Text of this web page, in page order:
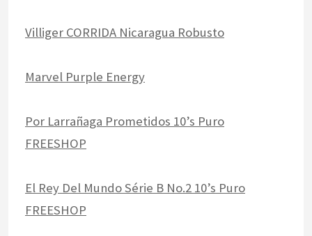
Villiger CORRIDA Nicaragua Robusto
Marvel Purple Energy
Por Larrañaga Prometidos 10’s Puro
FREESHOP
El Rey Del Mundo Série B No.2 10’s Puro
FREESHOP